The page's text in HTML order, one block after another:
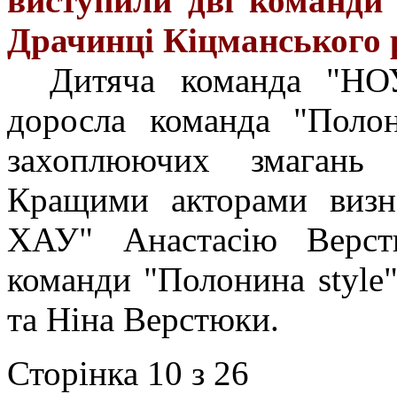
Драчинці Кіцманського
Дитяча команда
доросла команда
захоплюючих змагань
Кращими акторами
ХАУ" Анастасію
команди "Полонина
та Ніна Верстюки.
Сторінка 10 з 26